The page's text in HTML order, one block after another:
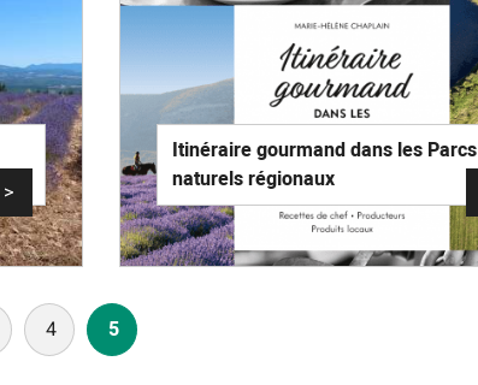
>
Itinéraire gourmand dans les Parcs
naturels régionaux
4 5